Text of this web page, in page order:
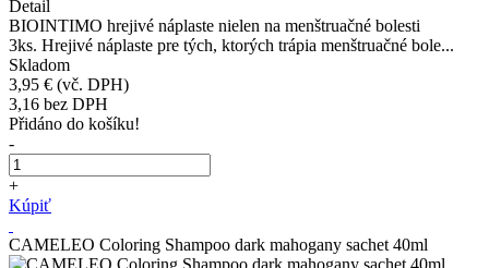
Detail
BIOINTIMO hrejivé náplaste nielen na menštruačné bolesti
3ks. Hrejivé náplaste pre tých, ktorých trápia menštruačné bole...
Skladom
3,95 € (vč. DPH)
3,16 bez DPH
Přidáno do košíku!
-
+
Kúpiť
CAMELEO Coloring Shampoo dark mahogany sachet 40ml